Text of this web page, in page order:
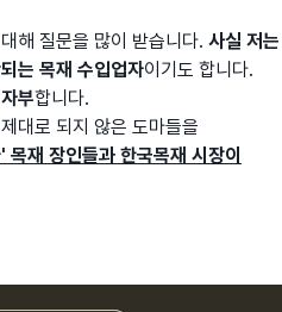
해 질문을 많이 받습니다. 사실 저는
는 목재 수입업자이기도 합니다.
부합니다.
대로 되지 않은 도마들을
목재 장인들과 한국목재 시장이